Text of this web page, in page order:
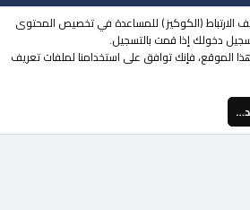
حلحول© 2023
الخصوصية
الارتباط (الكوكيز ) للمساعدة في تخصيص المحتوى
دخولك إذا قمت بالتسجيل.
الموقع، فإنك توافق على استخدامنا لملفات تعريف